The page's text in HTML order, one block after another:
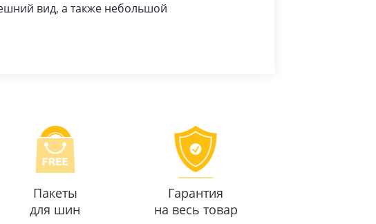
вид, а также небольшой
Пакеты
для шин
Гарантия
на весь товар